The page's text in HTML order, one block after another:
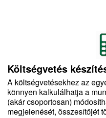
Költségvetés
A költségvetésekhez az
könnyen kalkulálhatja a
(akár csoportosan)
megjelenését, összesítőjét